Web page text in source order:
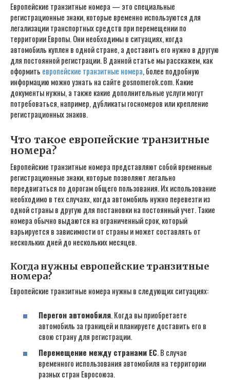
Европейские транзитные номера — это специальные
регистрационные знаки, которые временно используются для
легализации транспортных средств при перемещении по
территории Европы. Они необходимы в ситуациях, когда
автомобиль куплен в одной стране, а доставить его нужно в другую
для постоянной регистрации. В данной статье мы расскажем, как
оформить европейские транзитные номера, более подробную
информацию можно узнать на сайте gosnomerok.com. Какие
документы нужны, а также какие дополнительные услуги могут
потребоваться, например, дубликаты госномеров или крепление
регистрационных знаков.
Что такое европейские транзитные
номера?
Европейские транзитные номера представляют собой временные
регистрационные знаки, которые позволяют легально
передвигаться по дорогам общего пользования. Их использование
необходимо в тех случаях, когда автомобиль нужно перевезти из
одной страны в другую для постановки на постоянный учет. Такие
номера обычно выдаются на ограниченный срок, который
варьируется в зависимости от страны и может составлять от
нескольких дней до нескольких месяцев.
Когда нужны европейские транзитные
номера?
Европейские транзитные номера нужны в следующих ситуациях:
Перегон автомобиля. Когда вы приобретаете
автомобиль за границей и планируете доставить его в
свою страну для регистрации.
Перемещение между странами ЕС. В случае
временного использования автомобиля на территории
разных стран Евросоюза.